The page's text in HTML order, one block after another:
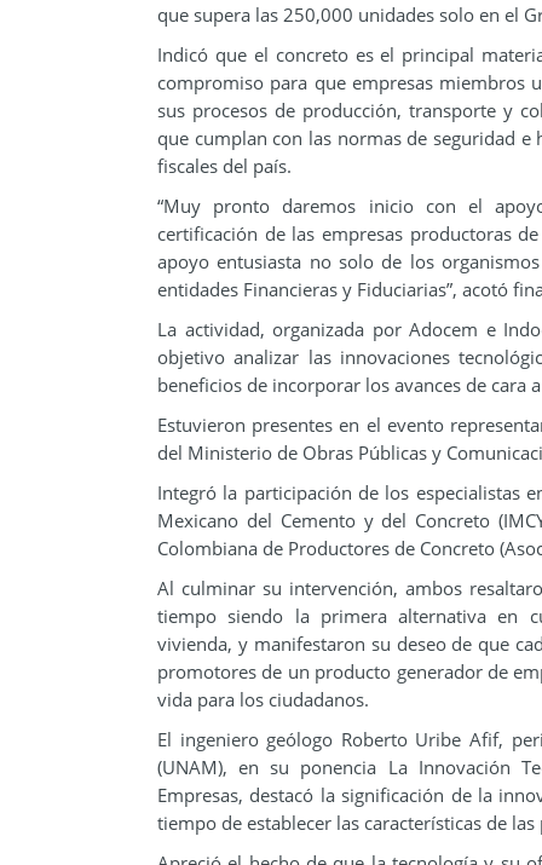
que supera las 250,000 unidades solo en el
Indicó que el concreto es el principal
compromiso para que empresas miembros
sus procesos de producción, transporte y
que cumplan con las normas de seguridad
fiscales del país.
“Muy pronto daremos inicio con el
certificación de las empresas productoras
apoyo entusiasta no solo de los
entidades Financieras y Fiduciarias”, acotó
La actividad, organizada por Adocem e
objetivo analizar las innovaciones
beneficios de incorporar los avances de cara
Estuvieron presentes en el evento
del Ministerio de Obras Públicas y
Integró la participación de los especialistas
Mexicano del Cemento y del Concreto
Colombiana de Productores de Concreto
Al culminar su intervención, ambos
tiempo siendo la primera alternativa en
vivienda, y manifestaron su deseo de que
promotores de un producto generador de
vida para los ciudadanos.
El ingeniero geólogo Roberto Uribe Afif,
(UNAM), en su ponencia La Innovación
Empresas, destacó la significación de la
tiempo de establecer las características de